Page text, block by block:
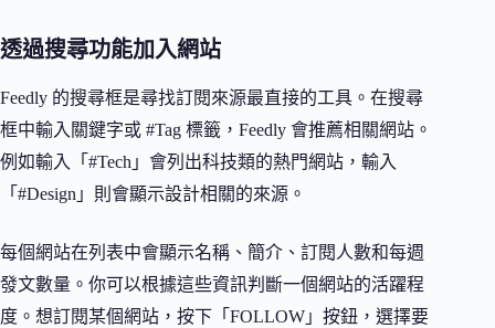
透過搜尋功能加入網站
Feedly 的搜尋框是尋找訂閱來源最直接的工具。在搜尋
框中輸入關鍵字或 #Tag 標籤，Feedly 會推薦相關網站。
例如輸入「#Tech」會列出科技類的熱門網站，輸入
「#Design」則會顯示設計相關的來源。
每個網站在列表中會顯示名稱、簡介、訂閱人數和每週
發文數量。你可以根據這些資訊判斷一個網站的活躍程
度。想訂閱某個網站，按下「FOLLOW」按鈕，選擇要